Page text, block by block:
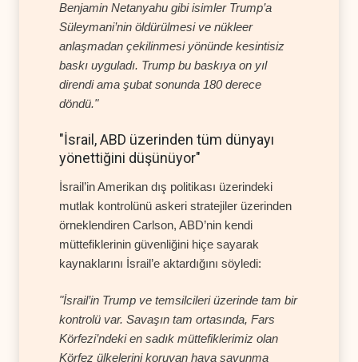
Benjamin Netanyahu gibi isimler Trump’a
Süleymani’nin öldürülmesi ve nükleer
anlaşmadan çekilinmesi yönünde kesintisiz
baskı uyguladı. Trump bu baskıya on yıl
direndi ama şubat sonunda 180 derece
döndü."
"İsrail, ABD üzerinden tüm dünyayı
yönettiğini düşünüyor"
İsrail’in Amerikan dış politikası üzerindeki
mutlak kontrolünü askeri stratejiler üzerinden
örneklendiren Carlson, ABD’nin kendi
müttefiklerinin güvenliğini hiçe sayarak
kaynaklarını İsrail’e aktardığını söyledi:
"İsrail’in Trump ve temsilcileri üzerinde tam bir
kontrolü var. Savaşın tam ortasında, Fars
Körfezi’ndeki en sadık müttefiklerimiz olan
Körfez ülkelerini koruyan hava savunma